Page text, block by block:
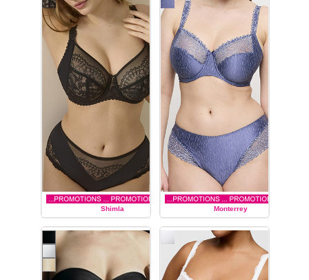
Shimla
PRIMA DONNA
Monterrey
PRIMA DONNA